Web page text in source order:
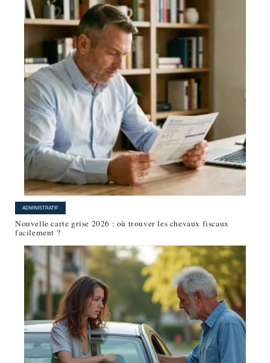
ADMINISTRATIF
Nouvelle carte grise 2026 : où trouver les chevaux fiscaux
facilement ?